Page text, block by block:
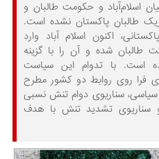
اسلام‌آباد و حکومت طالبان و
طالبان پاکستان نشده است.
اکنون اسلام آباد وارد
طالبان شده و آن را با گزینه‌
است. با تدوام این سیاست
برای فرا روی روابط دو کشور مطرح
سیاسی، سناریوی دوام تنش نسبی
تشدید تنش با هدف